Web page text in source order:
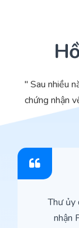
" Sau nhiều
chứng nhận
Thư ủy
nhận